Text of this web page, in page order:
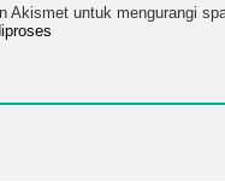
Akismet untuk mengurangi